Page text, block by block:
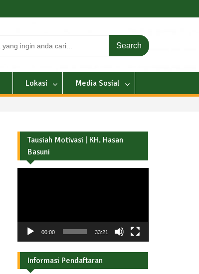
Lokasi Media Sosial
Tausiah Motivasi | KH. Hasan
Basuni
00:00 33:21
Informasi Pendaftaran